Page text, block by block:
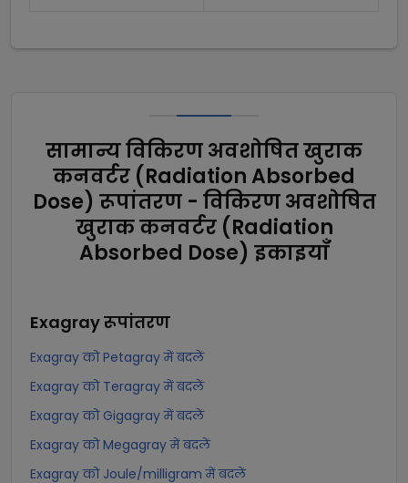
सामान्य विकिरण अवशोषित खुराक
कनवर्टर (Radiation Absorbed
Dose) रूपांतरण - विकिरण अवशोषित
खुराक कनवर्टर (Radiation
Absorbed Dose) इकाइयाँ
Exagrayरूपांतरण
Exagray को Petagray में बदलें
Exagray को Teragray में बदलें
Exagray को Gigagray में बदलें
Exagray को Megagray में बदलें
Exagray को Joule/milligram में बदलें